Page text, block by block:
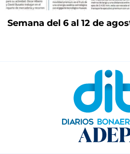
Semana del 6 al 12 de